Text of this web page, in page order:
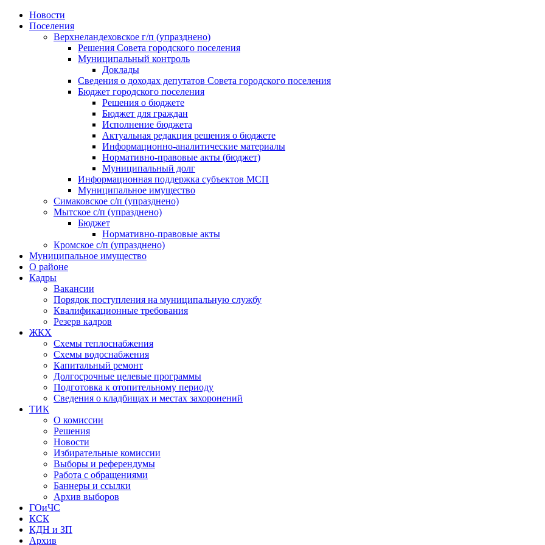
Skip
Новости
Поселения
Верхнеландеховское г/п (упразднено)
Решения Совета городского поселения
Муниципальный контроль
Доклады
Сведения о доходах депутатов Совета городского поселения
Бюджет городского поселения
Решения о бюджете
Бюджет для граждан
Исполнение бюджета
Актуальная редакция решения о бюджете
Информационно-аналитические материалы
Нормативно-правовые акты (бюджет)
Муниципальный долг
Информационная поддержка субъектов МСП
Муниципальное имущество
Симаковское с/п (упразднено)
Мытское с/п (упразднено)
Бюджет
Нормативно-правовые акты
Кромское с/п (упразднено)
Муниципальное имущество
О районе
Кадры
Вакансии
Порядок поступления на муниципальную службу
Квалификационные требования
Резерв кадров
ЖКХ
Схемы теплоснабжения
Схемы водоснабжения
Капитальный ремонт
Долгосрочные целевые программы
Подготовка к отопительному периоду
Сведения о кладбищах и местах захоронений
ТИК
О комиссии
Решения
Новости
Избирательные комиссии
Выборы и референдумы
Работа с обращениями
Баннеры и ссылки
Архив выборов
ГОиЧС
КСК
КДН и ЗП
Архив